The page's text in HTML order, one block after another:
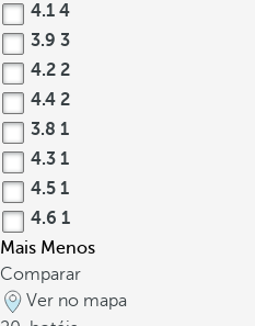
4.1 4
3.9 3
4.2 2
4.4 2
3.8 1
4.3 1
4.5 1
4.6 1
Mais Menos
Comparar
Ver no mapa